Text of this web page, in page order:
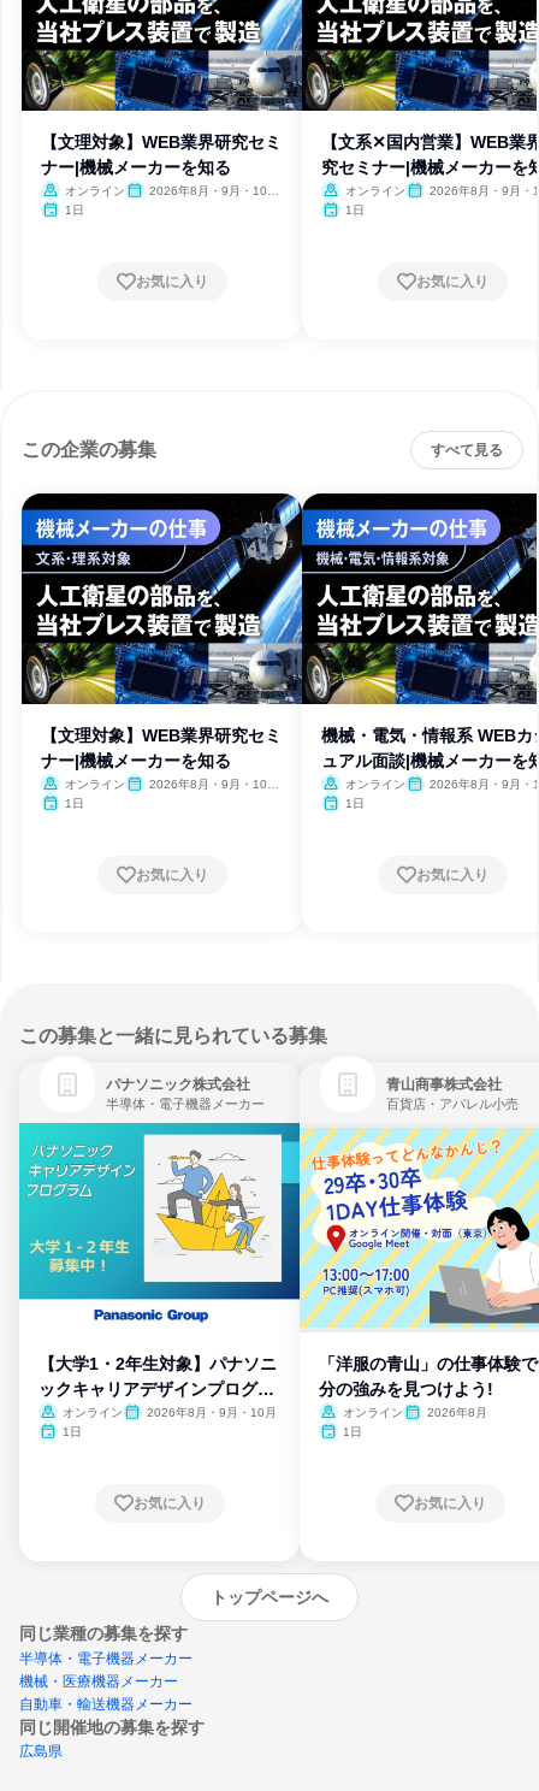
【文理対象】WEB業界研究セミ
ナー|機械メーカーを知る
オンライン
2026年8月・9月・10
1日
お気に入り
【文系✕国内営業】WEB業
究セミナー|機械メーカーを
オンライン
2026年8月・9月・
1日
お気に入り
この企業の募集 すべて見る
【文理対象】WEB業界研究セミ
ナー|機械メーカーを知る
オンライン
2026年8月・9月・10
1日
お気に入り
機械・電気・情報系 WEBカ
ュアル面談|機械メーカーを
オンライン
2026年8月・9月・
1日
お気に入り
この募集と一緒に見られている募集
パナソニック株式会社
半導体・電子機器メーカー
【大学1・2年生対象】パナソニ
ックキャリアデザインプログラ
ム
オンライン
2026年8月・9月・10月
1日
お気に入り
青山商事株式会社
百貨店・アパレル小売
「洋服の青山」の仕事体験
分の強みを見つけよう!
オンライン
2026年8月
1日
お気に入り
トップページへ
同じ業種の募集を探す
半導体・電子機器メーカー
機械・医療機器メーカー
自動車・輸送機器メーカー
同じ開催地の募集を探す
広島県